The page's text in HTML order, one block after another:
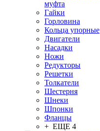
муфта
Гайки
Горловина
Кольца упорные
Двигатели
Насадки
Ножи
Редукторы
Решетки
Толкатели
Шестерня
Шнеки
Шпонки
Фланцы
+ ЕЩЕ 4